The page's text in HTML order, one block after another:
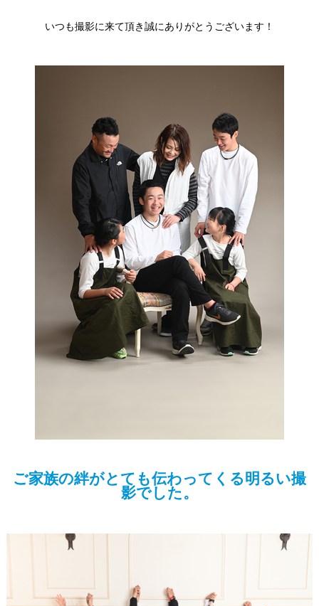
いつも撮影に来て頂き誠にありがとうございます！
ご家族の絆がとても伝わってくる明るい撮
影でした。